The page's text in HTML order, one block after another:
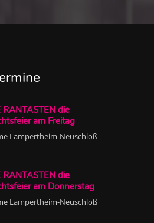
die
am Freitag
Lampertheim-Neuschloß
die
am Donnerstag
Lampertheim-Neuschloß